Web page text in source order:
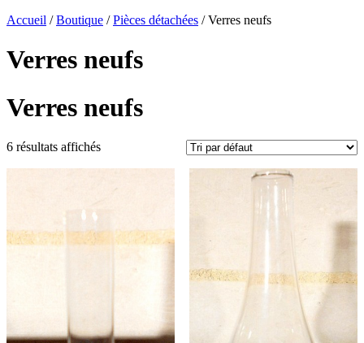
Accueil /Boutique /Pièces détachées / Verres neufs
Verres neufs
Verres neufs
6 résultats affichés